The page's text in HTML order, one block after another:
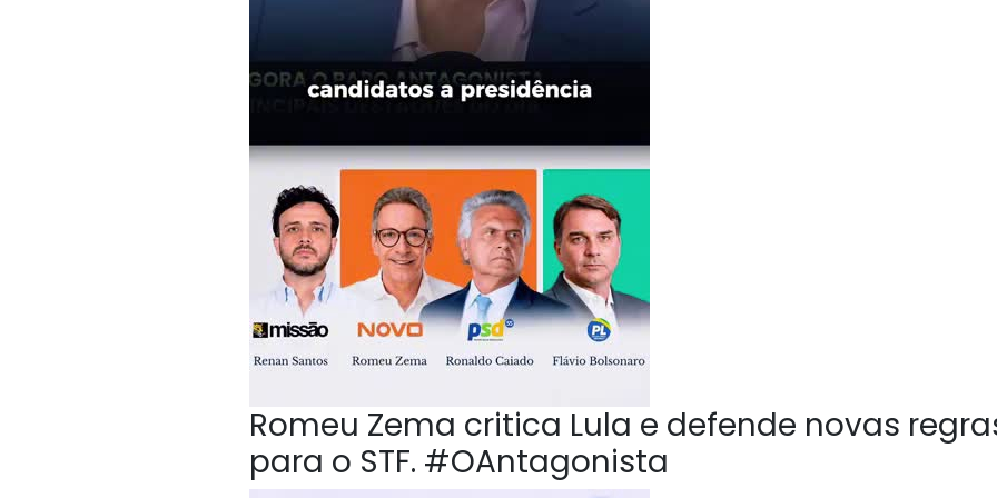
Romeu Zema critica Lula e defende novas
para o STF. #OAntagonista